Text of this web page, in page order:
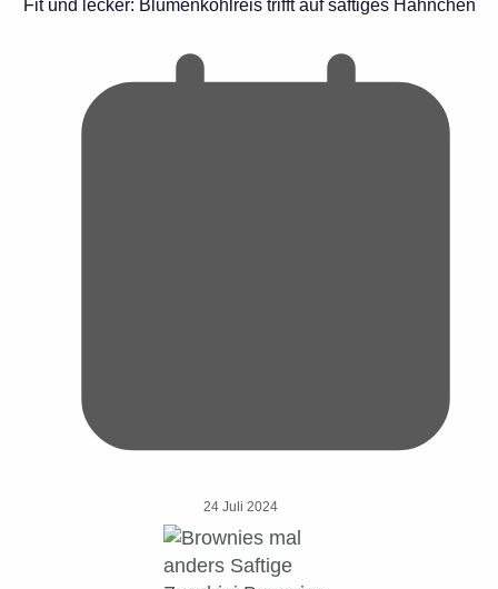
Fit und lecker: Blumenkohlreis trifft auf saftiges Hähnchen
24 Juli 2024